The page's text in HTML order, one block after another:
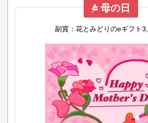
母の日
副賞：花とみどりのeギフト